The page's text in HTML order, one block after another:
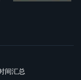
间汇总